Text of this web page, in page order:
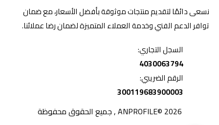
نسعى دائمًا لتقديم منتجات موثوقة بأفضل الأسعار، مع ضمان
توافر الدعم الفني وخدمة العملاء المتميزة لضمان رضا عملائنا.
السجل التجاري:
4030063794
الرقم الضريبي:
300119683900003
2026 ©ANPROFILE , جميع الحقوق محفوظة